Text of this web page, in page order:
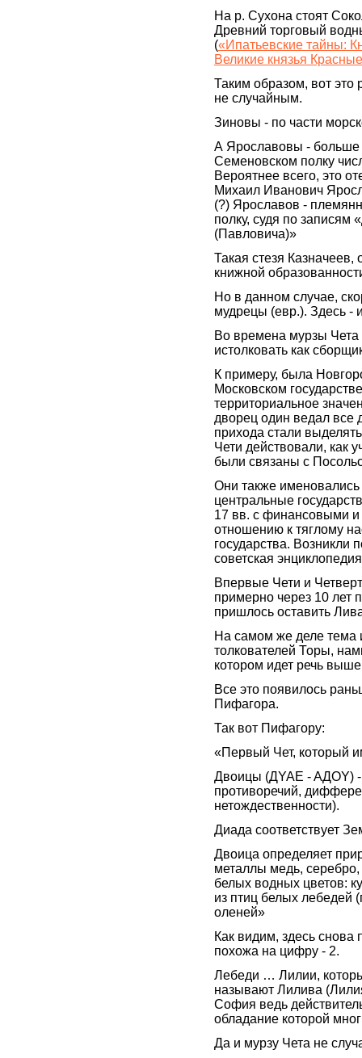
На р. Сухона стоят
Древний торговый
(«Ипатьевские тайны:
Великие князья
Таким образом, вот
не случайным.
Зиновы - по части
А Ярославовы - больше
Семеновском полку
Вероятнее всего, это
Михаил Иванович
(?) Ярославов -
полку, судя по записям
(Павловича)»
Такая стезя Казначеев,
книжной
Но в данном случае,
мудрецы (евр.). Здесь -
Во времена мурзы
истолковать как
К примеру, была
Московском
территориальное
дворец один ведал все
прихода стали
Чети действовали, как
были связаны с
Они также
центральные
17 вв. с финансовыми
отношению к тяглому
государства.
советская
Впервые Чети и
примерно через 10 лет
пришлось оставить
На самом же деле тема
толкователей Торы,
котором идет речь
Все это появилось
Пифагора.
Так вот Пифагору:
«Первый Чет, который
Двоицы (ДYAE - AДOY) -
противоречий,
нетождественности).
Диада соответствует
Двоица определяет
металлы медь, серебро,
белых водных цветов:
из птиц белых лебедей
оленей»
Как видим, здесь
похожа на цифру - 2.
Лебеди … Лилии,
называют Лилива
София ведь
обладание которой
Да и мурзу Чета не